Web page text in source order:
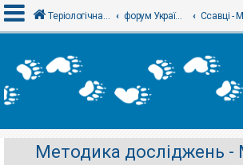
х
і
Теріологічна школа форум Українського теріологічного товариства
Методика досліджень -